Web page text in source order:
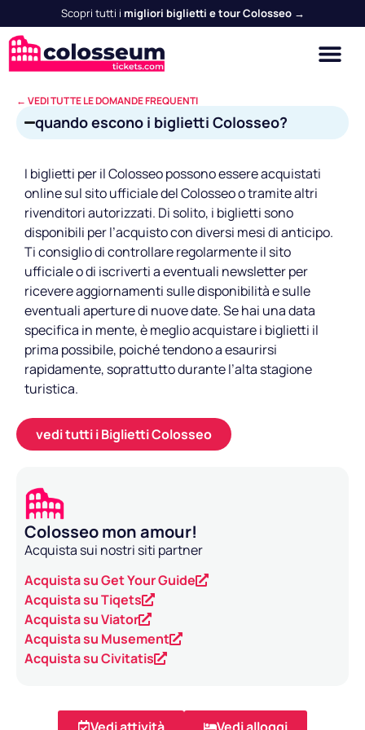
Scopri tutti i migliori biglietti e tour Colosseo →
← VEDI TUTTE LE DOMANDE FREQUENTI
quando escono i biglietti Colosseo?
I biglietti per il Colosseo possono essere acquistati
online sul sito ufficiale del Colosseo o tramite altri
rivenditori autorizzati. Di solito, i biglietti sono
disponibili per l’acquisto con diversi mesi di anticipo.
Ti consiglio di controllare regolarmente il sito
ufficiale o di iscriverti a eventuali newsletter per
ricevere aggiornamenti sulle disponibilità e sulle
eventuali aperture di nuove date. Se hai una data
specifica in mente, è meglio acquistare i biglietti il
prima possibile, poiché tendono a esaurirsi
rapidamente, soprattutto durante l’alta stagione
turistica.
vedi tutti i Biglietti Colosseo
Colosseo mon amour!
Acquista sui nostri siti partner
Acquista su Get Your Guide
Acquista su Tiqets
Acquista su Viator
Acquista su Musement
Acquista su Civitatis